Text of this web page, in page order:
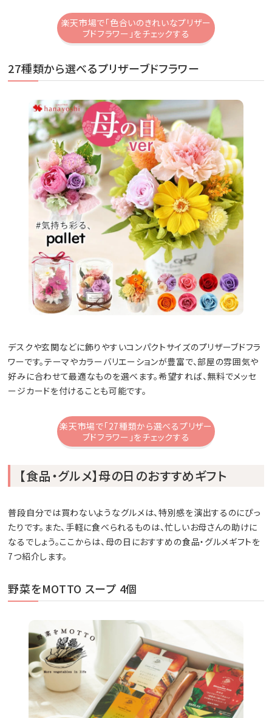
楽天市場で「色合いのきれいなプリザー
ブドフラワー」をチェックする
27種類から選べるプリザーブドフラワー
デスクや玄関などに飾りやすいコンパクトサイズのプリザーブドフラ
ワーです。テーマやカラーバリエーションが豊富で、部屋の雰囲気や
好みに合わせて最適なものを選べます。希望すれば、無料でメッセ
ージカードを付けることも可能です。
楽天市場で「27種類から選べるプリザー
ブドフラワー」をチェックする
【食品・グルメ】母の日のおすすめギフト
普段自分では買わないようなグルメは、特別感を演出するのにぴっ
たりです。また、手軽に食べられるものは、忙しいお母さんの助けに
なるでしょう。ここからは、母の日におすすめの食品・グルメギフトを
7つ紹介します。
野菜をMOTTO スープ 4個